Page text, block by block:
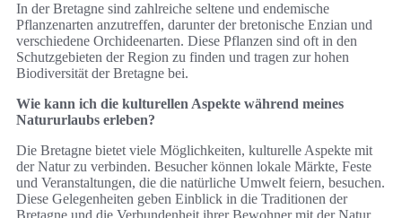
In der Bretagne sind zahlreiche seltene und endemische
Pflanzenarten anzutreffen, darunter der bretonische Enzian und
verschiedene Orchideenarten. Diese Pflanzen sind oft in den
Schutzgebieten der Region zu finden und tragen zur hohen
Biodiversität der Bretagne bei.
Wie kann ich die kulturellen Aspekte während meines
Natururlaubs erleben?
Die Bretagne bietet viele Möglichkeiten, kulturelle Aspekte mit
der Natur zu verbinden. Besucher können lokale Märkte, Feste
und Veranstaltungen, die die natürliche Umwelt feiern, besuchen.
Diese Gelegenheiten geben Einblick in die Traditionen der